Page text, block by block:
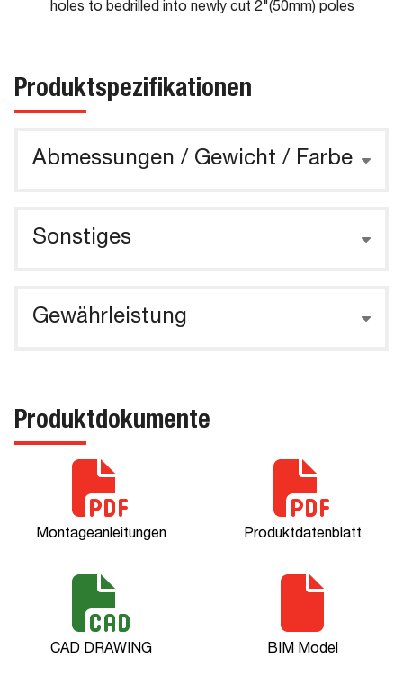
holes to bedrilled into newly cut 2"(50mm) poles
Produktspezifikationen
Abmessungen / Gewicht / Farbe
Sonstiges
Gewährleistung
Produktdokumente
Montageanleitungen Produktdatenblatt
CAD DRAWING BIM Model